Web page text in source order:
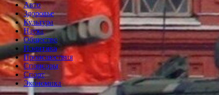
Авто
Здоровье
Культура
Наука
Общество
Политика
Происшествия
Спонсоры
Спорт
Экономика